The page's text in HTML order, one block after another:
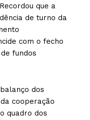
que a
de turno da
com o fecho
fundos
dos
cooperação
quadro dos